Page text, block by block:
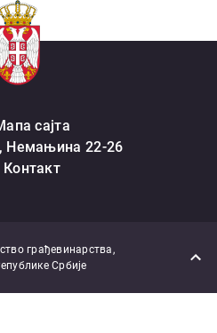
сајта
Немањина 22-26
Контакт
грађевинарства,
Србије